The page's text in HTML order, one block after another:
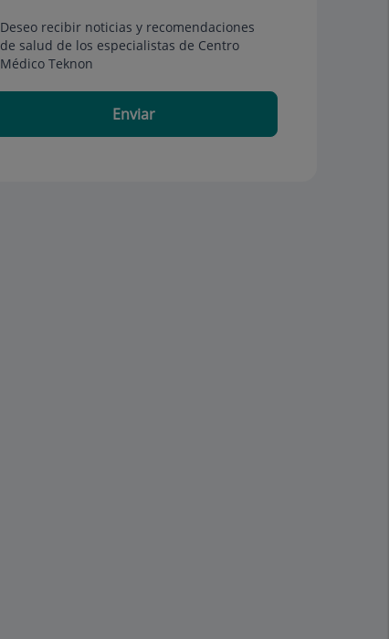
Deseo recibir noticias y recomendaciones
de salud de los especialistas de Centro
Médico Teknon
Enviar